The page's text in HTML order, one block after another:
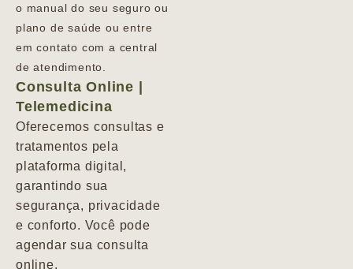
o manual do seu seguro ou
plano de saúde ou entre
em contato com a central
de atendimento.
Consulta Online |
Telemedicina
Oferecemos consultas e
tratamentos pela
plataforma digital,
garantindo sua
segurança, privacidade
e conforto. Você pode
agendar sua consulta
online.